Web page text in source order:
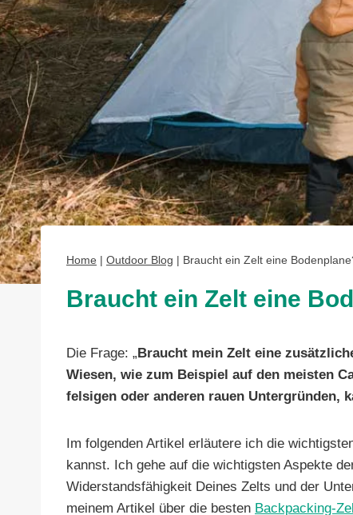
Home | Outdoor Blog | Braucht ein Zelt eine
Braucht ein Zelt eine
Die Frage: „Braucht mein Zelt eine
Wiesen, wie zum Beispiel auf den meisten
felsigen oder anderen rauen Untergründen,
Im folgenden Artikel erläutere ich die
kannst. Ich gehe auf die wichtigsten Aspekte
Widerstandsfähigkeit Deines Zelts und der
meinem Artikel über die besten Backpacking-